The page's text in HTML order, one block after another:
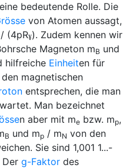
eine bedeutende Rolle. Die
von Atomen aussagt,
/ (4pR¥). Zudem kennen wir
Magneton mB und
hilfreiche Einheiten für
magnetischen
entsprechen, die man
Man bezeichnet
n aber mit me bzw. mp,
B und mp / mN von den
Sie sind 1,001 1...-
Der g-Faktor des